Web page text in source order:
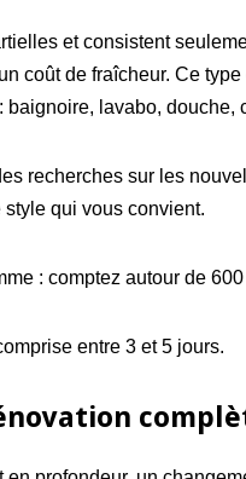
etconsistent
coût de fraîcheur. Ce type
baignoire, lavabo, douche,
recherches sur les
style qui vous convient.
: comptez autour de
entre 3 et 5 jours.